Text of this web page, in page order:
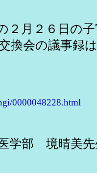
２月２６日の
換会の議事録
0000048228.html
学部 境晴美